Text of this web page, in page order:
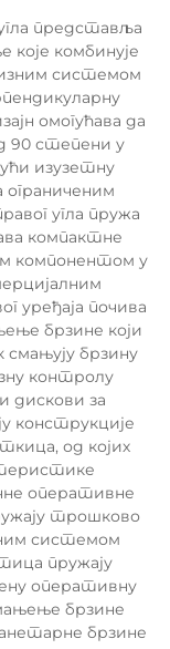
представља
комбинује
системом
омогућава да
90 степени у
изузетну
ограниченим
угла пружа
компактне
компонентом у
уређаја почива
брзине који
брзину
контролу
дискови за
конструкције
од којих
оперативне
трошково
системом
пружају
оперативну
брзине
брзине